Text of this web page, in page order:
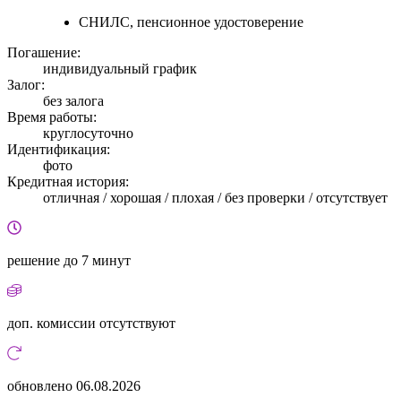
СНИЛС, пенсионное удостоверение
Погашение:
индивидуальный график
Залог:
без залога
Время работы:
круглосуточно
Идентификация:
фото
Кредитная история:
отличная / хорошая / плохая / без проверки / отсутствует
решение до 7 минут
доп. комиссии отсутствуют
обновлено 06.08.2026